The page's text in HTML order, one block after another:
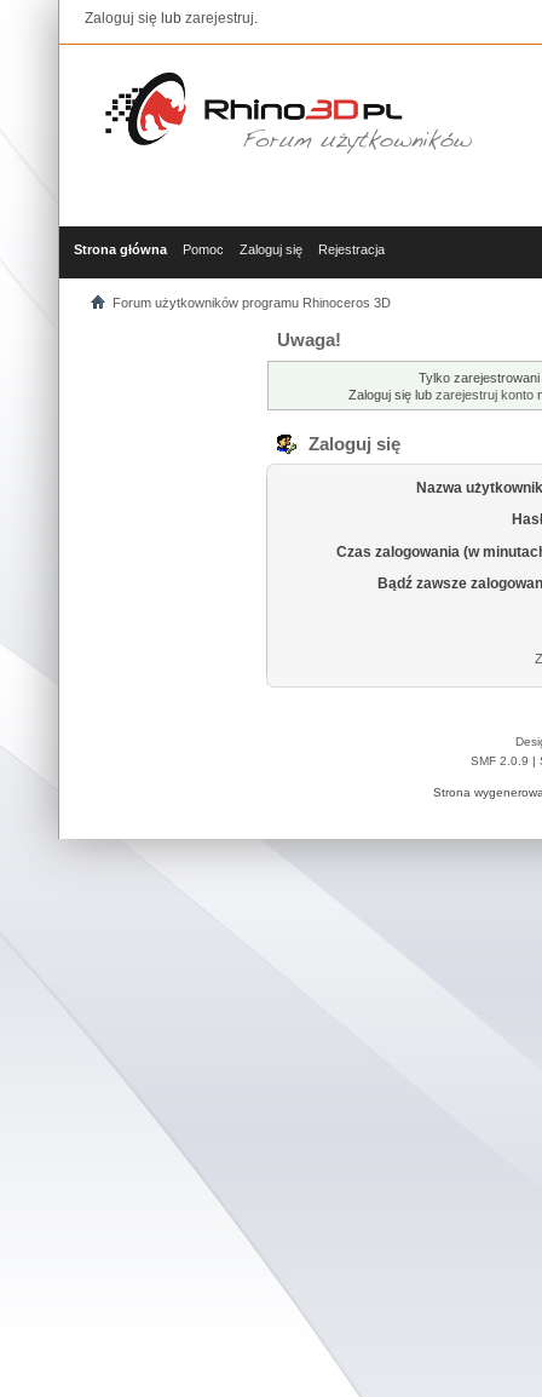
Zaloguj się lub zarejestruj.
Strona główna Pomoc Zaloguj się Rejestracja
Forum użytkowników programu Rhinoceros 3D
Uwaga!
Tylko
Zaloguj się lub zarejestruj konto
Zaloguj się
Nazwa
Czas zalogowania (w
Bądź zawsze
SMF 2.0.9
Strona